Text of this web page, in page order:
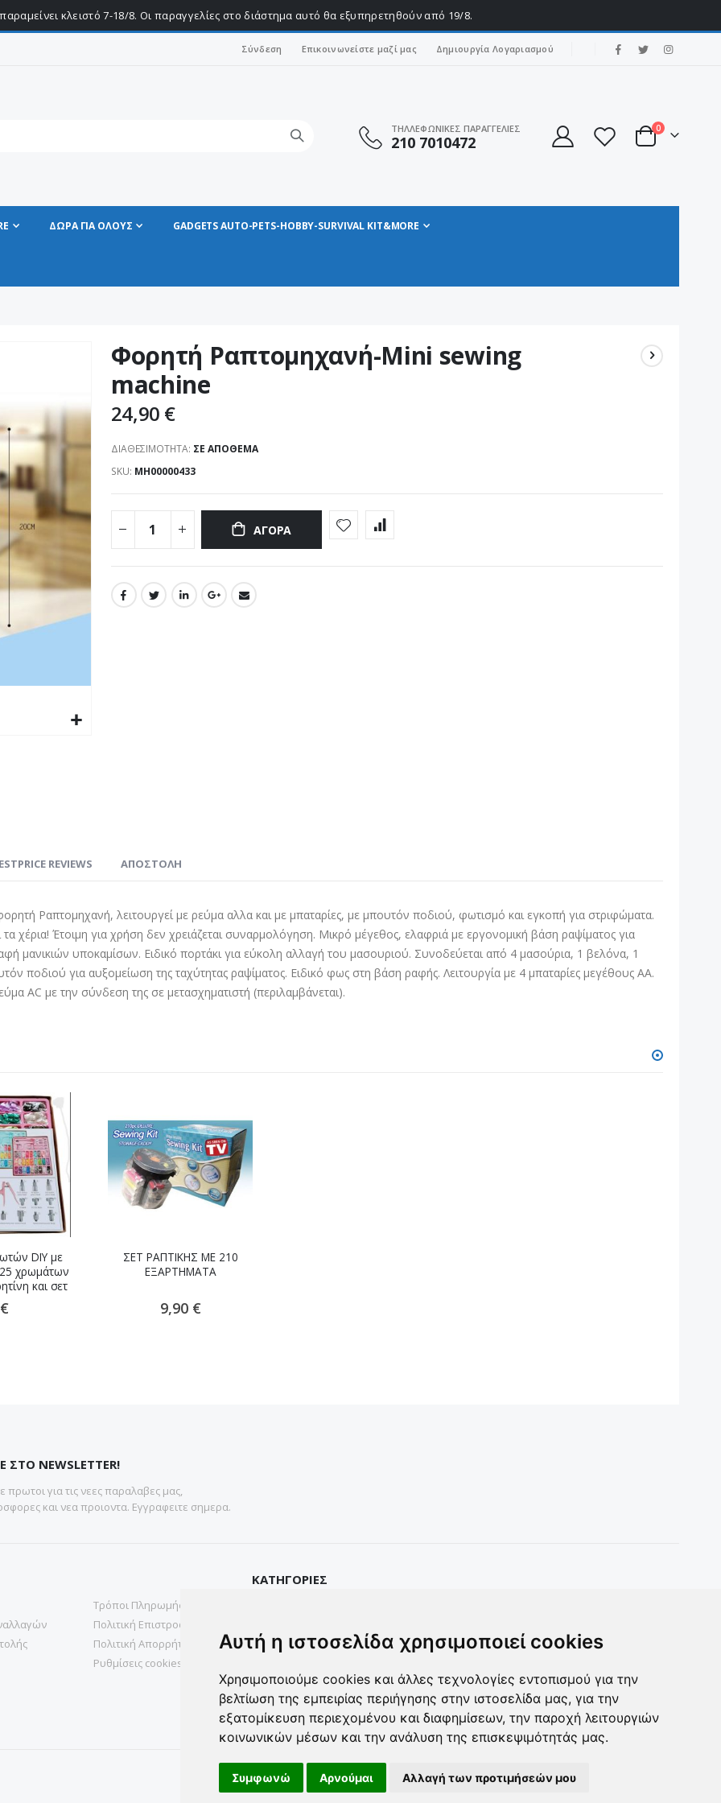
Αυτή η ιστοσελίδα χρησιμοποιεί cookies
Χρησιμοποιούμε cookies και άλλες τεχνολογίες εντοπισμού για την
βελτίωση της εμπειρίας περιήγησης στην ιστοσελίδα μας, για την
εξατομίκευση περιεχομένου και διαφημίσεων, την παροχή λειτουργιών
κοινωνικών μέσων και την ανάλυση της επισκεψιμότητάς μας.
Συμφωνώ Αρνούμαι Αλλαγή των προτιμήσεών μου
κλειστό 7-18/8. Οι παραγγελίες στο διάστημα αυτό θα εξυπηρετηθούν από 19/8.
Σύνδεση Επικοινωνείστε μαζί μας Δημιουργία Λογαριασμού
ΤΗΛΛΕΦΩΝΙΚΕΣ ΠΑΡΑΓΓΕΛΙΕΣ
210 7010472 Cart
0στοιχεία
ΔΩΡΑ ΓΙΑ ΟΛΟΥΣ GADGETS AUTO-PETS-HOBBY-SURVIVAL KIT&MORE
Φορητή Ραπτομηχανή-Mini sewing
machine
24,90 €
ΔΙΑΘΕΣΙΜΌΤΗΤΑ: ΣΕ ΑΠΌΘΕΜΑ
SKU ΜΗ00000433
ΑΓΟΡΆ
Ραπτομηχανή, λειτουργεί με ρεύμα αλλα και με μπαταρίες, με μπουτόν ποδιού, φωτισμό και εγκοπή για στριφώματα.
χέρια! Έτοιμη για χρήση δεν χρειάζεται συναρμολόγηση. Μικρό μέγεθος, ελαφριά με εργονομική βάση ραψίματος για
μανικιών υποκαμίσων. Ειδικό πορτάκι για εύκολη αλλαγή του μασουριού. Συνοδεύεται από 4 μασούρια, 1 βελόνα, 1
ποδιού για αυξομείωση της ταχύτητας ραψίματος. Ειδικό φως στη βάση ραφής. Λειτουργία με 4 μπαταρίες μεγέθους ΑΑ.
AC με την σύνδεση της σε μετασχηματιστή (περιλαμβάνεται).
REVIEWS ΑΠΟΣΤΟΛΗ
DIY με
χρωμάτων
και σετ
ΣΕΤ ΡΑΠΤΙΚΗΣ ΜΕ 210
ΕΞΑΡΤΗΜΑΤΑ
9,90 €
ΣΤΟ NEWSLETTER!
πρωτοι για τις νεες παραλαβες μας,
και νεα προιοντα. Εγγραφειτε σημερα.
Τρόποι Πληρωμής
Πολιτική Επιστροφών
Πολιτική Απορρήτου
Ρυθμίσεις cookies
ΚΑΤΗΓΟΡΙΕΣ
Σπιτι& Κηπος